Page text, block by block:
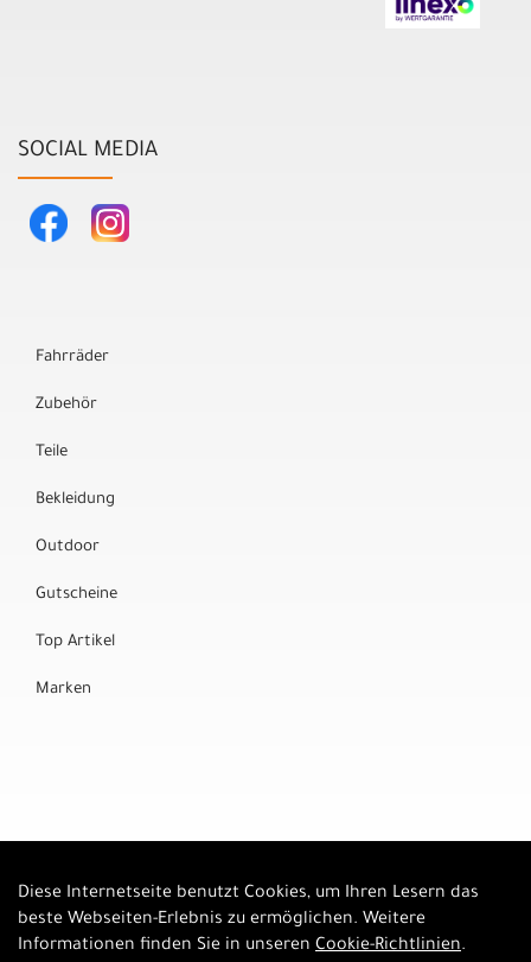
SOCIAL MEDIA
Fahrräder
Zubehör
Teile
Bekleidung
Outdoor
Gutscheine
Top Artikel
Marken
Diese Internetseite benutzt Cookies, um Ihren Lesern das
beste Webseiten-Erlebnis zu ermöglichen. Weitere
Informationen finden Sie in unseren Cookie-Richtlinien.
Auftrag widerrufen